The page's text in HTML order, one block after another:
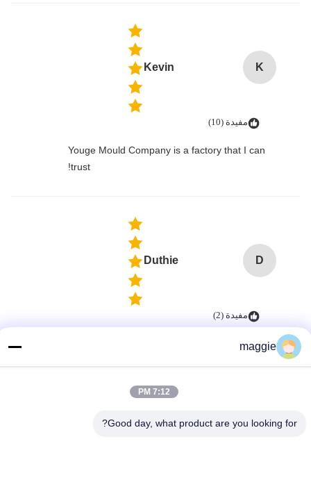
K
Kevin
مفيدة (10)
Youge Mould Company is a factory that I can
trust!
D
Duthie
مفيدة (2)
خزان تخزين تحت الأرض,خزان تخزين تحت الأرض,خزانات
maggie
7:12 PM
Good day, what product are you looking for?